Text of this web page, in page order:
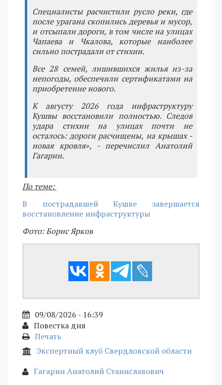
Специалисты расчистили русло реки, где
после урагана скопились деревья и мусор,
и отсыпали дороги, в том числе на улицах
Чапаева и Чкалова, которые наиболее
сильно пострадали от стихии.
Все 28 семей, лишившихся жилья из-за
непогоды, обеспечили сертификатами на
приобретение нового.
К августу 2026 года инфраструктуру
Кушвы восстановили полностью. Следов
удара стихии на улицах почти не
осталось: дороги расчищены, на крышах -
новая кровля», - перечислил Анатолий
Гагарин.
По теме:
В пострадавшей Кушве завершается
восстановление инфраструктуры
Фото: Борис Ярков
09/08/2026 - 16:39
Повестка дня
Печать
Экспертный клуб Свердловской области
Гагарин Анатолий Станиславович